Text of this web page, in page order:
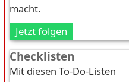
macht.
Jetzt folgen
Checklisten
Mit diesen To-Do-Listen